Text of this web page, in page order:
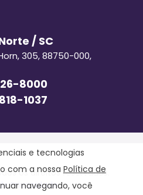
/ SC
305, 88750-000,
8000
1037
os direitos reservados.
Privacidade
e tecnologias
com a nossa Política de
navegando, você